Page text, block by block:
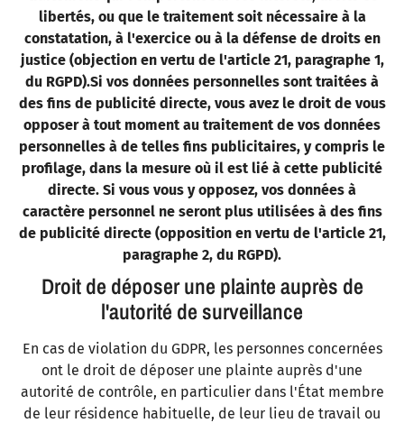
libertés, ou que le traitement soit nécessaire à la
constatation, à l'exercice ou à la défense de droits en
justice (objection en vertu de l'article 21, paragraphe 1,
du RGPD).Si vos données personnelles sont traitées à
des fins de publicité directe, vous avez le droit de vous
opposer à tout moment au traitement de vos données
personnelles à de telles fins publicitaires, y compris le
profilage, dans la mesure où il est lié à cette publicité
directe. Si vous vous y opposez, vos données à
caractère personnel ne seront plus utilisées à des fins
de publicité directe (opposition en vertu de l'article 21,
paragraphe 2, du RGPD).
Droit de déposer une plainte auprès de
l'autorité de surveillance
En cas de violation du GDPR, les personnes concernées
ont le droit de déposer une plainte auprès d'une
autorité de contrôle, en particulier dans l'État membre
de leur résidence habituelle, de leur lieu de travail ou